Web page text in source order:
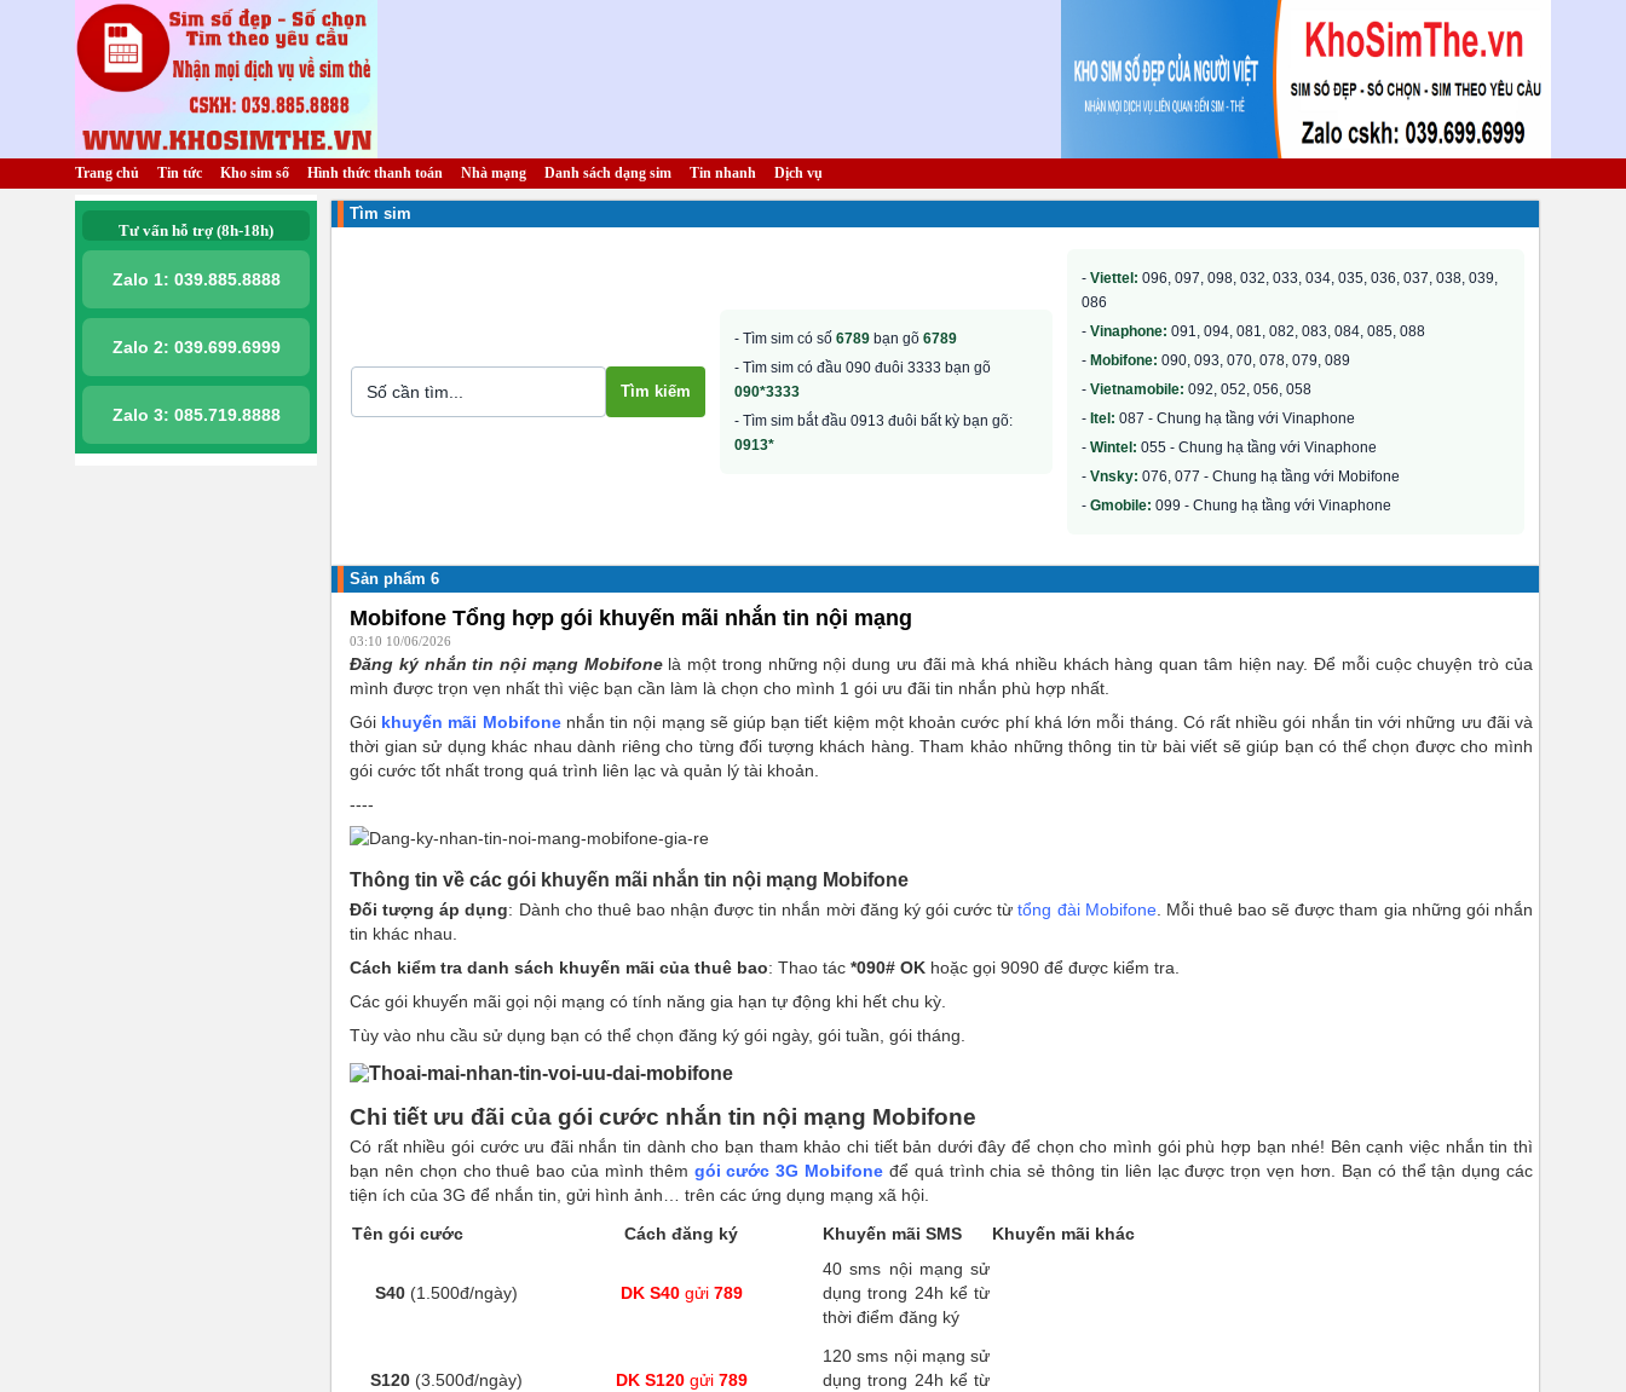
Trang chủ Tin tức Kho sim số Hình thức thanh toán Nhà mạng Danh sách dạng sim Tin nhanh Dịch vụ
Tư vấn hỗ trợ (8h-18h)
Zalo 1: 039.885.8888
Zalo 2: 039.699.6999
Zalo 3: 085.719.8888
Tìm sim
- Tìm sim có số6789 bạn gõ6789
- Tìm sim có đầu 090 đuôi 3333 bạn gõ
090*3333
- Tìm sim bắt đầu 0913 đuôi bất kỳ bạn gõ:
0913*
- Viettel: 096, 097, 098, 032, 033, 034, 035, 036, 037, 038, 039,
086
- Vinaphone: 091, 094, 081, 082, 083, 084, 085, 088
- Mobifone: 090, 093, 070, 078, 079, 089
- Vietnamobile: 092, 052, 056, 058
- Itel: 087 - Chung hạ tầng với Vinaphone
- Wintel: 055 - Chung hạ tầng với Vinaphone
- Vnsky: 076, 077 - Chung hạ tầng với Mobifone
- Gmobile: 099 - Chung hạ tầng với Vinaphone
Sản phẩm 6
Mobifone Tổng hợp gói khuyến mãi nhắn tin nội mạng
03:10 10/06/2026
Đăng ký nhắn tin nội mạng Mobifonelà một trong những nội dung ưu đãi mà khá nhiều khách hàng quan tâm hiện nay. Để mỗi cuộc chuyện trò của
mình được trọn vẹn nhất thì việc bạn cần làm là chọn cho mình 1 gói ưu đãi tin nhắn phù hợp nhất.
Gói khuyến mãi Mobifonenhắn tin nội mạng sẽ giúp bạn tiết kiệm một khoản cước phí khá lớn mỗi tháng. Có rất nhiều gói nhắn tin với những ưu đãi và
thời gian sử dụng khác nhau dành riêng cho từng đối tượng khách hàng. Tham khảo những thông tin từ bài viết sẽ giúp bạn có thể chọn được cho mình
gói cước tốt nhất trong quá trình liên lạc và quản lý tài khoản.
----
Thông tin về các gói khuyến mãi nhắn tin nội mạng Mobifone
Đối tượng áp dụng: Dành cho thuê bao nhận được tin nhắn mời đăng ký gói cước từtổng đài Mobifone. Mỗi thuê bao sẽ được tham gia những gói nhắn
tin khác nhau.
Cách kiểm tra danh sách khuyến mãi của thuê bao: Thao tác *090# OK hoặc gọi 9090 để được kiểm tra.
Các gói khuyến mãi gọi nội mạng có tính năng gia hạn tự động khi hết chu kỳ.
Tùy vào nhu cầu sử dụng bạn có thể chọn đăng ký gói ngày, gói tuần, gói tháng.
Chi tiết ưu đãi của gói cước nhắn tin nội mạng Mobifone
Có rất nhiều gói cước ưu đãi nhắn tin dành cho bạn tham khảo chi tiết bản dưới đây để chọn cho mình gói phù hợp bạn nhé! Bên cạnh việc nhắn tin thì
bạn nên chọn cho thuê bao của mình thêm gói cước 3G Mobifone để quá trình chia sẻ thông tin liên lạc được trọn vẹn hơn. Bạn có thể tận dụng các
tiện ích của 3G để nhắn tin, gửi hình ảnh… trên các ứng dụng mạng xã hội.
Tên gói cước
Cách đăng ký Khuyến mãi SMS Khuyến mãi khác
S40(1.500đ/ngày) DK S40gửi 789
40 sms nội mạng sử
dụng trong 24h kể từ
thời điểm đăng ký
S120(3.500đ/ngày) DK S120gửi 789
120 sms nội mạng sử
dụng trong 24h kể từ